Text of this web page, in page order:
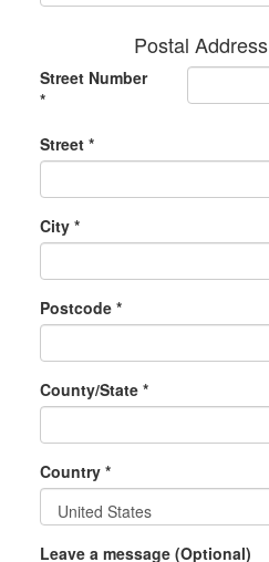
Postal Address
Street Number
*
Street *
City *
Postcode *
County/State *
Country *
United States
Leave a message (Optional)